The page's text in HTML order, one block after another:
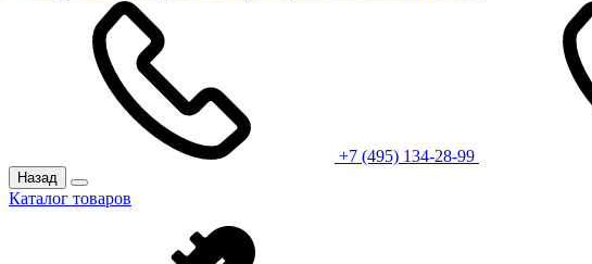
+7 (495) 134-28-99
Назад
Каталог товаров